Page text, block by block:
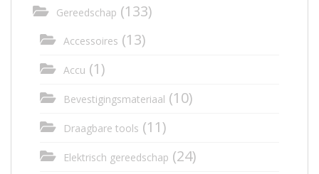
Gereedschap (133)
Accessoires (13)
Accu (1)
Bevestigingsmateriaal (10)
Draagbare tools (11)
Elektrisch gereedschap (24)